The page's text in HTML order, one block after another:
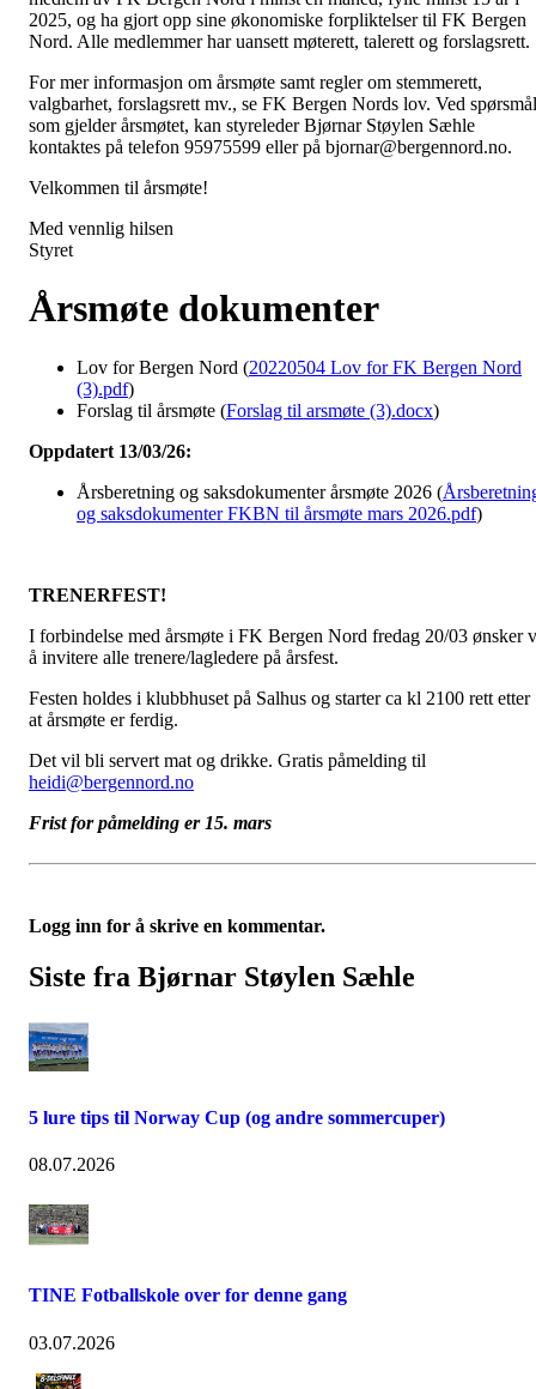
2025, og ha gjort opp sine økonomiske forpliktelser til FK Bergen
Nord. Alle medlemmer har uansett møterett, talerett og forslagsrett.
For mer informasjon om årsmøte samt regler om stemmerett,
valgbarhet, forslagsrett mv., se FK Bergen Nords lov. Ved spørsmål
som gjelder årsmøtet, kan styreleder Bjørnar Støylen Sæhle
kontaktes på telefon 95975599 eller på bjornar@bergennord.no.
Velkommen til årsmøte!
Med vennlig hilsen
Styret
Årsmøte dokumenter
Lov for Bergen Nord (20220504 Lov for FK Bergen Nord
(3).pdf)
Forslag til årsmøte (Forslag til arsmøte (3).docx)
Oppdatert 13/03/26:
Årsberetning og saksdokumenter årsmøte 2026 (
og saksdokumenter FKBN til årsmøte mars 2026.pdf)
TRENERFEST!
I forbindelse med årsmøte i FK Bergen Nord fredag 20/03 ønsker
å invitere alle trenere/lagledere på årsfest.
Festen holdes i klubbhuset på Salhus og starter ca kl 2100 rett etter
at årsmøte er ferdig.
Det vil bli servert mat og drikke. Gratis påmelding til
heidi@bergennord.no
Frist for påmelding er 15. mars
Logg inn for å skrive en kommentar.
Siste fra Bjørnar Støylen Sæhle
5 lure tips til Norway Cup (og andre sommercuper)
08.07.2026
TINE Fotballskole over for denne gang
03.07.2026